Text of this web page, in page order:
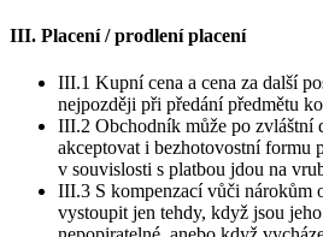
III. Placení / prodlení placení
III.1 Kupní cena a cena za další
nejpozději při předání předmětu
III.2 Obchodník může po zvláštní
akceptovat i bezhotovostní formu
v souvislosti s platbou jdou na
III.3 S kompenzací vůči nárokům
vystoupit jen tehdy, když jsou